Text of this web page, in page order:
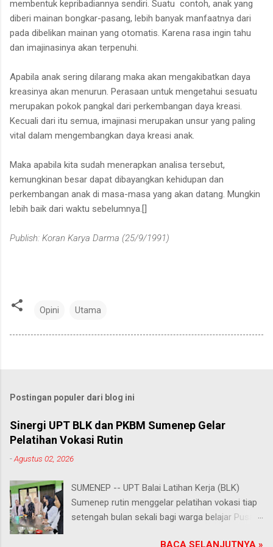
membentuk kepribadiannya sendiri. Suatu contoh, anak yang
diberi mainan bongkar-pasang, lebih banyak manfaatnya dari
pada dibelikan mainan yang otomatis. Karena rasa ingin tahu
dan imajinasinya akan terpenuhi.
Apabila anak sering dilarang maka akan mengakibatkan daya
kreasinya akan menurun. Perasaan untuk mengetahui sesuatu
merupakan pokok pangkal dari perkembangan daya kreasi.
Kecuali dari itu semua, imajinasi merupakan unsur yang paling
vital dalam mengembangkan daya kreasi anak.
Maka apabila kita sudah menerapkan analisa tersebut,
kemungkinan besar dapat dibayangkan kehidupan dan
perkembangan anak di masa-masa yang akan datang. Mungkin
lebih baik dari waktu sebelumnya.[]
Publish: Koran Karya Darma (25/9/1991)
Opini Utama
Postingan populer dari blog ini
Sinergi UPT BLK dan PKBM Sumenep Gelar
Pelatihan Vokasi Rutin
-Agustus 02, 2026
SUMENEP -- UPT Balai Latihan Kerja (BLK)
Sumenep rutin menggelar pelatihan vokasi tiap
setengah bulan sekali bagi warga belajar Pusat
BACA SELANJUTNYA »